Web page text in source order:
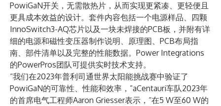
PowiGaN开关，无需散热片，从而实现更紧凑、更轻便且
更具成本效益的设计。套件内容包括一个电源样品、四颗
InnoSwitch3-AQ芯片以及一块未焊接的PCB板，并附有详
细的电源和磁性变压器制作说明、原理图、PCB布局指
南、部件清单以及完整的性能数据。Power Integrations
的PowerPros团队可提供实时技术支持。
“我们在2023年普利司通世界太阳能挑战赛中验证了
PowiGaN的可靠性、性能和效率，”aCentauri车队2023年
的首席电气工程师Aaron Griesser表示，“在5 W至60 W的